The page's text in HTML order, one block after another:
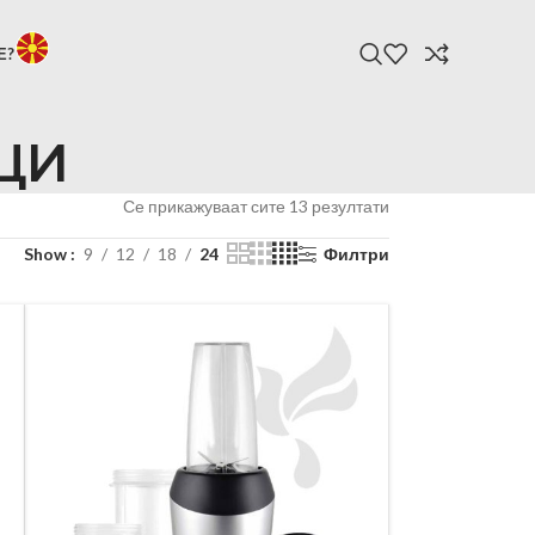
LED Телевизор
32EL600T
Се прикажуваат сите 13 резултати
Show 9 12 18 24 Филтри